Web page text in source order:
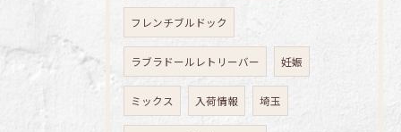
フレンチブルドック
ラブラドールレトリーバー 妊娠
ミックス 入荷情報 埼玉